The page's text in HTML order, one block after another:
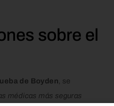
sobre el
de Boyden, se
médicas más seguras